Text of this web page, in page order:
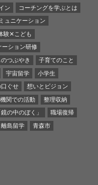
ン
コーチングを学ぶとは
ュニケーション
験✕こども
ション研修
つぶやき
子育てのこと
宇宙留学
小学生
ぐせ
想いとビジョン
関での活動
整理収納
の中のぼく」
職場復帰
離島留学 青森市